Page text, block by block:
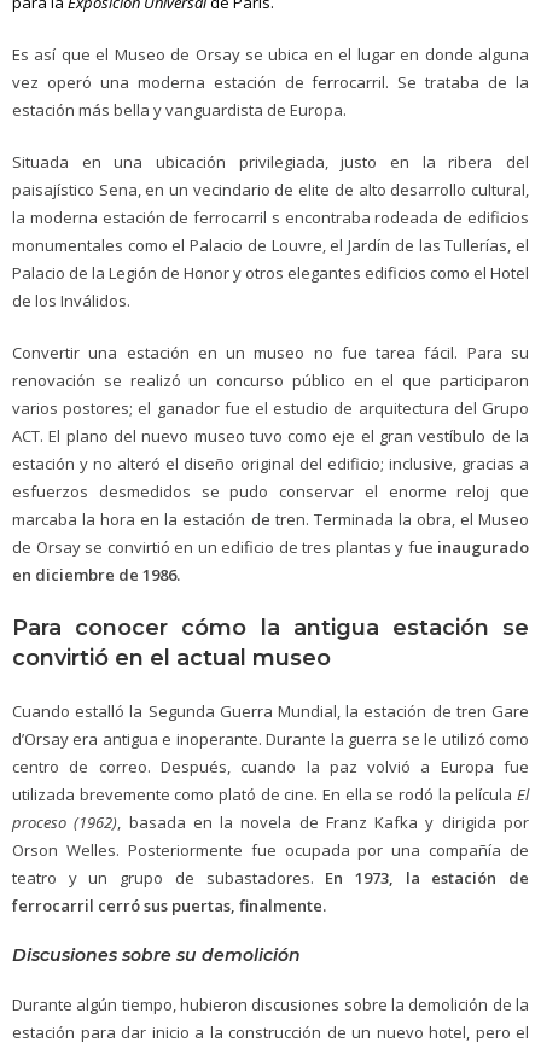
Es así que el Museo de Orsay se ubica en el lugar en donde alguna
vez operó una moderna estación de ferrocarril. Se trataba de la
estación más bella y vanguardista de Europa.
Situada en una ubicación privilegiada, justo en la ribera del
paisajístico Sena, en un vecindario de elite de alto desarrollo cultural,
la moderna estación de ferrocarril s encontraba rodeada de edificios
monumentales como el Palacio de Louvre, el Jardín de las Tullerías, el
Palacio de la Legión de Honor y otros elegantes edificios como el Hotel
de los Inválidos.
Convertir una estación en un museo no fue tarea fácil. Para su
renovación se realizó un concurso público en el que participaron
varios postores; el ganador fue el estudio de arquitectura del Grupo
ACT. El plano del nuevo museo tuvo como eje el gran vestíbulo de la
estación y no alteró el diseño original del edificio; inclusive, gracias a
esfuerzos desmedidos se pudo conservar el enorme reloj que
marcaba la hora en la estación de tren. Terminada la obra, el Museo
de Orsay se convirtió en un edificio de tres plantas y fue inaugurado
en diciembre de 1986.
Para conocer cómo la antigua estación se
convirtió en el actual museo
Cuando estalló la Segunda Guerra Mundial, la estación de tren Gare
d’Orsay era antigua e inoperante. Durante la guerra se le utilizó como
centro de correo. Después, cuando la paz volvió a Europa fue
utilizada brevemente como plató de cine. En ella se rodó la película El
proceso (1962) , basada en la novela de Franz Kafka y dirigida por
Orson Welles. Posteriormente fue ocupada por una compañía de
teatro y un grupo de subastadores. En 1973, la estación de
ferrocarril cerró sus puertas, finalmente.
Discusiones sobre su demolición
Durante algún tiempo, hubieron discusiones sobre la demolición de la
estación para dar inicio a la construcción de un nuevo hotel, pero el